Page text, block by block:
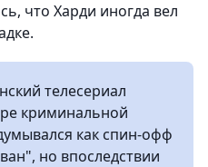
что Харди иногда вел
телесериал
криминальной
как спин-офф
но впоследствии